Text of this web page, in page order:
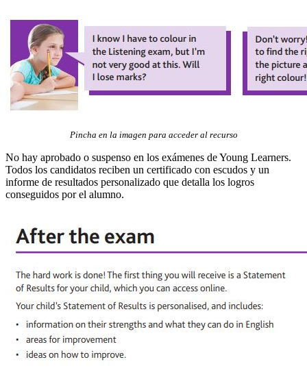
Pincha en la imagen para acceder al recurso
No hay aprobado o suspenso en los exámenes de Young Learners.
Todos los candidatos reciben un certificado con escudos y un
informe de resultados personalizado que detalla los logros
conseguidos por el alumno.